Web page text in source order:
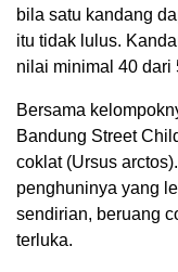
bila satu kandang
itu tidak lulus.
nilai minimal 40 dari
Bersama
Bandung Street
coklat (Ursus
penghuninya yang
sendirian, beruang
terluka.